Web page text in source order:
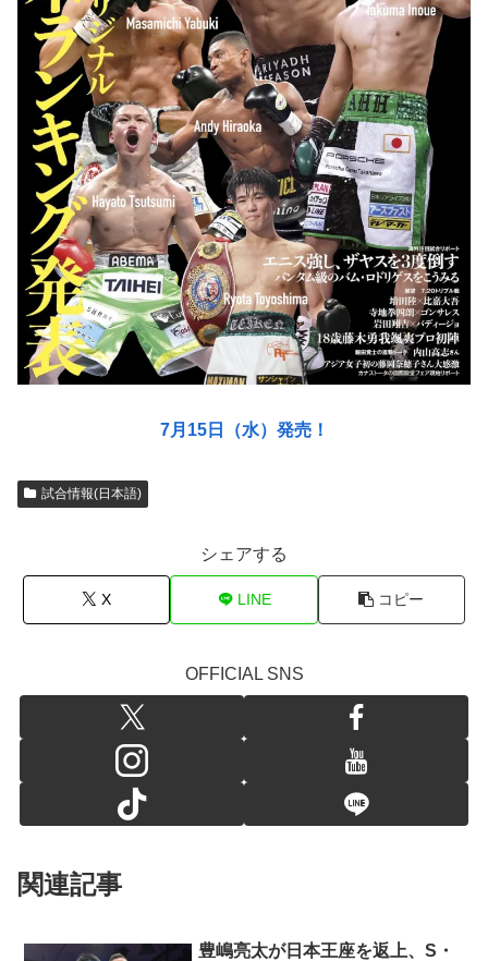
7月15日（水）発売！
試合情報(日本語)
シェアする
X LINE コピー
OFFICIAL SNS
関連記事
豊嶋亮太が日本王座を返上、S・